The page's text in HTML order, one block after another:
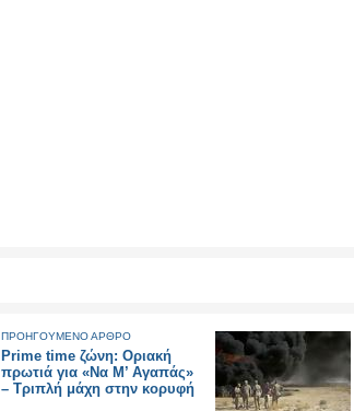
ΠΡΟΗΓΟΥΜΕΝΟ ΑΡΘΡΟ
Prime time ζώνη: Οριακή
πρωτιά για «Να Μ’ Αγαπάς»
– Τριπλή μάχη στην κορυφή